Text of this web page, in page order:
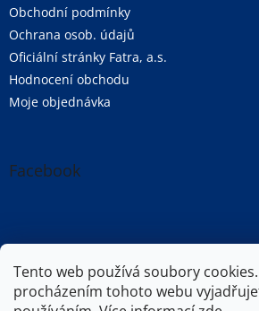
Tento web používá soubory
procházením tohoto webu
Obchodní podmínky
Ochrana osob. údajů
Oficiální stránky Fatra, a.s.
Hodnocení obchodu
Moje objednávka
Facebook